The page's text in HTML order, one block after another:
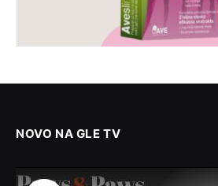
NOVO NA GLE TV